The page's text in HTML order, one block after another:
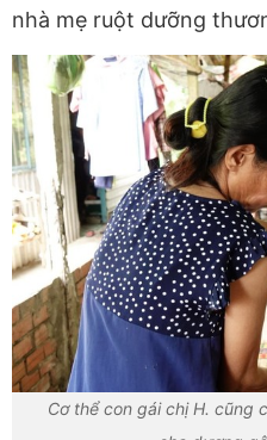
nhà mẹ ruột dưỡng
Cơ thể con gái chị H. cũng